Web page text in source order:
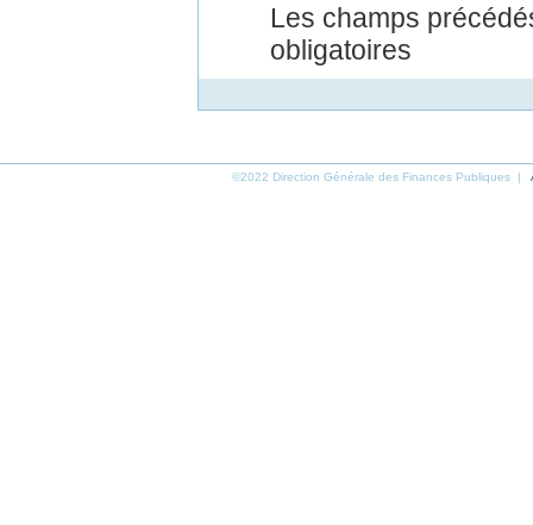
Les champs
obligatoires
©2022 Direction Générale des Finances Publiques |